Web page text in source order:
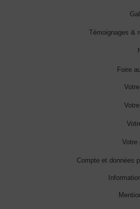
Témoignages &
Foire
Votre
Compte et données